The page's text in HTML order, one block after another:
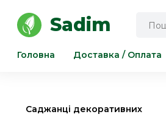
Sadim
Головна Доставка / Оплата
Саджанці декоративних